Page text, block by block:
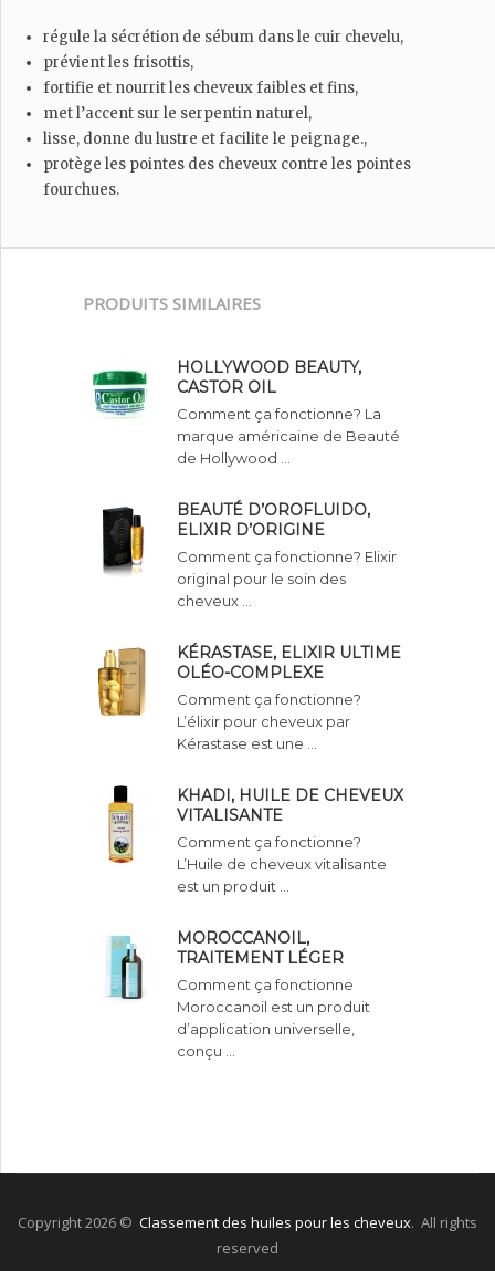
régule la sécrétion de sébum dans le cuir chevelu,
prévient les frisottis,
fortifie et nourrit les cheveux faibles et fins,
met l’accent sur le serpentin naturel,
lisse, donne du lustre et facilite le peignage.,
protège les pointes des cheveux contre les pointes
fourchues.
PRODUITS SIMILAIRES
HOLLYWOOD BEAUTY,
CASTOR OIL
Comment ça fonctionne? La
marque américaine de Beauté
de Hollywood …
BEAUTÉ D’OROFLUIDO,
ELIXIR D’ORIGINE
Comment ça fonctionne? Elixir
original pour le soin des
cheveux …
KÉRASTASE, ELIXIR ULTIME
OLÉO-COMPLEXE
Comment ça fonctionne?
L’élixir pour cheveux par
Kérastase est une …
KHADI, HUILE DE CHEVEUX
VITALISANTE
Comment ça fonctionne?
L’Huile de cheveux vitalisante
est un produit …
MOROCCANOIL,
TRAITEMENT LÉGER
Comment ça fonctionne
Moroccanoil est un produit
d’application universelle,
conçu …
Copyright 2026 © Classement des huiles pour les cheveux. All rights
reserved